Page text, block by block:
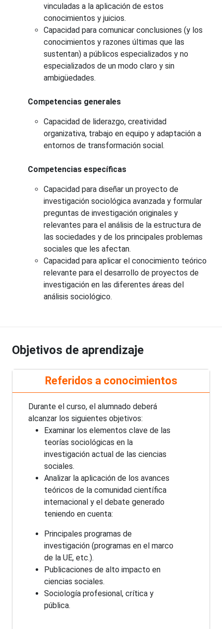
vinculadas a la aplicación de estos
conocimientos y juicios.
Capacidad para comunicar conclusiones (y los
conocimientos y razones últimas que las
sustentan) a públicos especializados y no
especializados de un modo claro y sin
ambigüedades.
Competencias generales
Capacidad de liderazgo, creatividad
organizativa, trabajo en equipo y adaptación a
entornos de transformación social.
Competencias específicas
Capacidad para diseñar un proyecto de
investigación sociológica avanzada y formular
preguntas de investigación originales y
relevantes para el análisis de la estructura de
las sociedades y de los principales problemas
sociales que les afectan.
Capacidad para aplicar el conocimiento teórico
relevante para el desarrollo de proyectos de
investigación en las diferentes áreas del
análisis sociológico.
Objetivos de aprendizaje
Referidos a conocimientos
Durante el curso, el alumnado deberá
alcanzar los siguientes objetivos:
Examinar los elementos clave de las
teorías sociológicas en la
investigación actual de las ciencias
sociales.
Analizar la aplicación de los avances
teóricos de la comunidad científica
internacional y el debate generado
teniendo en cuenta:
Principales programas de
investigación (programas en el marco
de la UE, etc.).
Publicaciones de alto impacto en
ciencias sociales.
Sociología profesional, crítica y
pública.